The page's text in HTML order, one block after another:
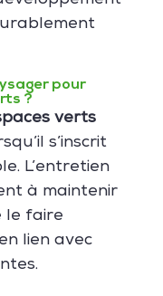
pour
?
verts
s’inscrit
L’entretien
à maintenir
le faire
lien avec